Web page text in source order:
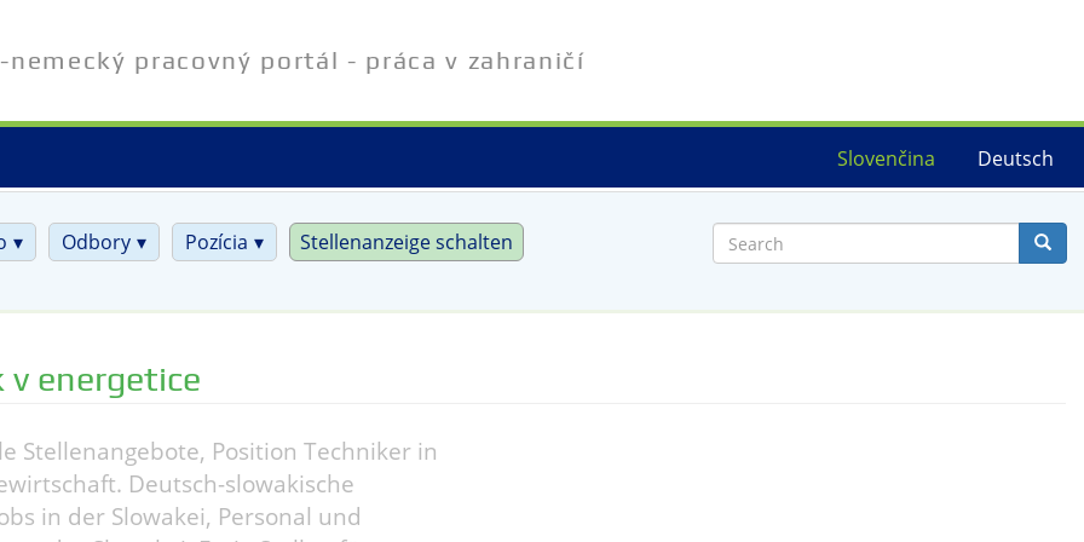
Deutsch
Slovenčina
nemecký pracovný portál - práca v zahraničí
Odbory Pozícia Stellenanzeige schalten
v energetice
Stellenangebote, Position Techniker in
Deutsch-slowakische
in der Slowakei, Personal und